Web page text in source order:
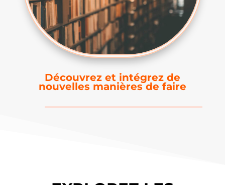
Découvrez et intégrez de
nouvelles manières de faire